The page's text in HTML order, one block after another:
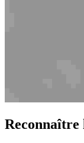
Reconnaître